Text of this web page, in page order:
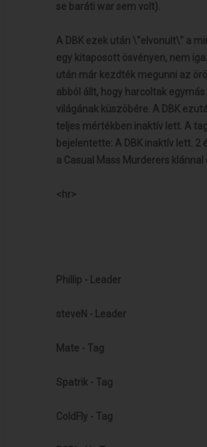
se baráti war sem volt).
A DBK ezek után \"elvonult\" a
egy kitaposott ösvényen, nem
után már kezdték megunni az
abból állt, hogy harcoltak
világának küszöbére. A DBK
teljes mértékben inaktív lett. A
bejelentette: A DBK inaktív lett. 2
a Casual Mass Murderers
<hr>
Phillip - Leader
steveN - Leader
Mate - Tag
Spatrik - Tag
ColdFly - Tag